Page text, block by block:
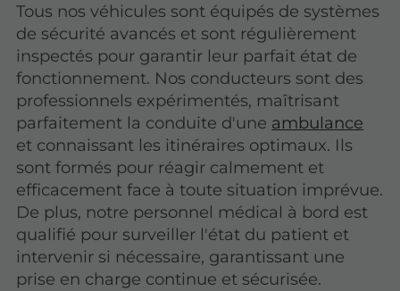
Tous nos véhicules sont équipés de systèmes
de sécurité avancés et sont régulièrement
inspectés pour garantir leur parfait état de
fonctionnement. Nos conducteurs sont des
professionnels expérimentés, maîtrisant
parfaitement la conduite d'une ambulance
et connaissant les itinéraires optimaux. Ils
sont formés pour réagir calmement et
efficacement face à toute situation imprévue.
De plus, notre personnel médical à bord est
qualifié pour surveiller l'état du patient et
intervenir si nécessaire, garantissant une
prise en charge continue et sécurisée.